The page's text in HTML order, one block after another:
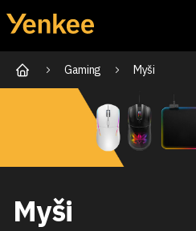
Gaming Myši
Myši